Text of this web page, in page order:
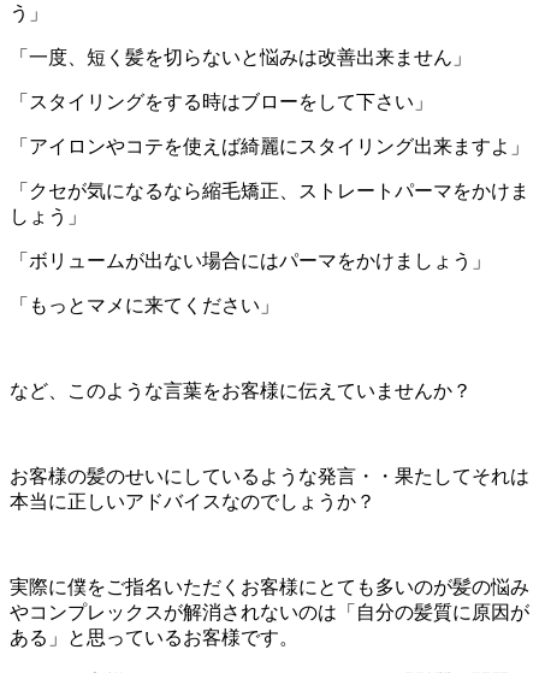
う」
「一度、短く髪を切らないと悩みは改善出来ません」
「スタイリングをする時はブローをして下さい」
「アイロンやコテを使えば綺麗にスタイリング出来ますよ」
「クセが気になるなら縮毛矯正、ストレートパーマをかけま
しょう」
「ボリュームが出ない場合にはパーマをかけましょう」
「もっとマメに来てください」
など、このような言葉をお客様に伝えていませんか？
お客様の髪のせいにしているような発言・・果たしてそれは
本当に正しいアドバイスなのでしょうか？
実際に僕をご指名いただくお客様にとても多いのが髪の悩み
やコンプレックスが解消されないのは「自分の髪質に原因が
ある」と思っているお客様です。